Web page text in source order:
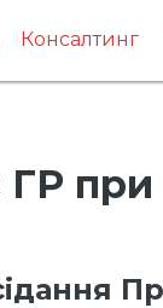
Консалтинг
ГР